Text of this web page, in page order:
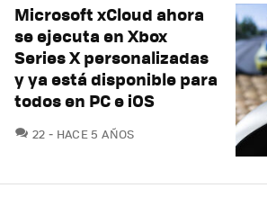
Microsoft xCloud ahora
se ejecuta en Xbox
Series X personalizadas
y ya está disponible para
todos en PC e iOS
22 COMENTARIOS
HACE 5 AÑOS